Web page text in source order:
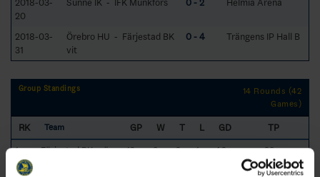
20
2018-03-
31
Örebro HU - Färjestad BK
vit
0 - 4 Trängens IP Hall B
Group Standings
14 Rounds (42
Games)
RK Team GP W T L GD
TP
1
Färjestad BK grön 12 9 2 1 46
29
2
25